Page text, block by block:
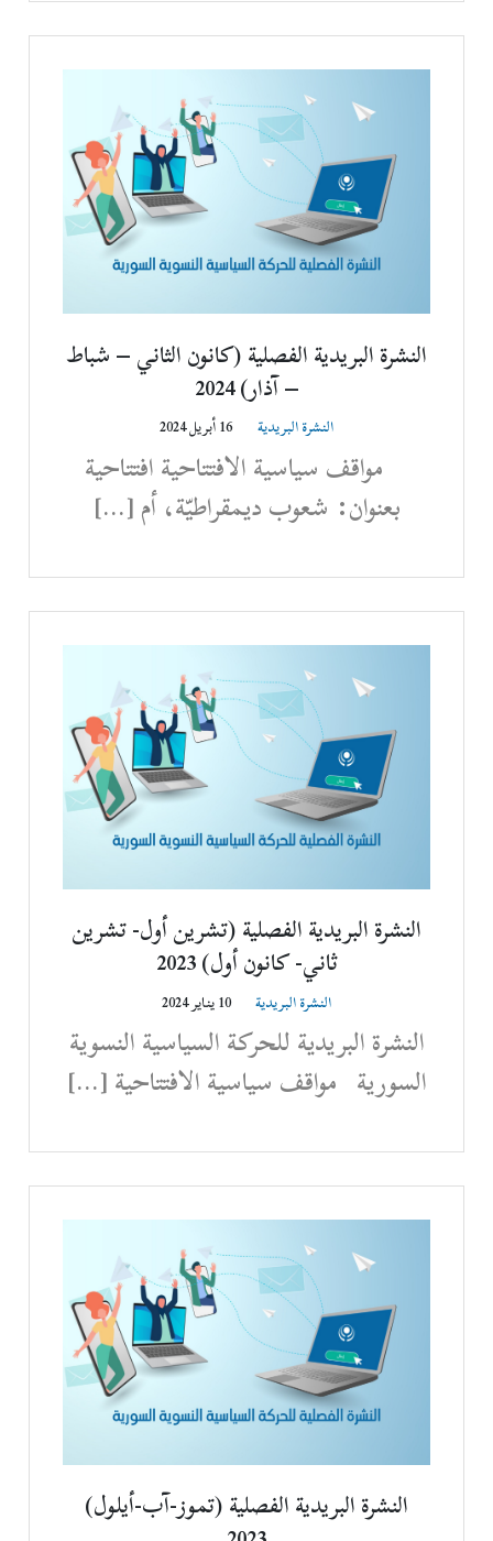
النشرة البريدية الفصلية (كانون الثاني – شباط
– آذار) 2024
النشرة البريدية 16 أبريل 2024
مواقف سياسية الافتتاحية افتتاحية
بعنوان: شعوب ديمقراطيّة، أم […]
النشرة البريدية الفصلية (تشرين أول- تشرين
ثاني- كانون أول) 2023‎
النشرة البريدية 10 يناير 2024
النشرة البريدية للحركة السياسية النسوية
السورية مواقف سياسية الافتتاحية […]
النشرة البريدية الفصلية (تموز-آب-أيلول)